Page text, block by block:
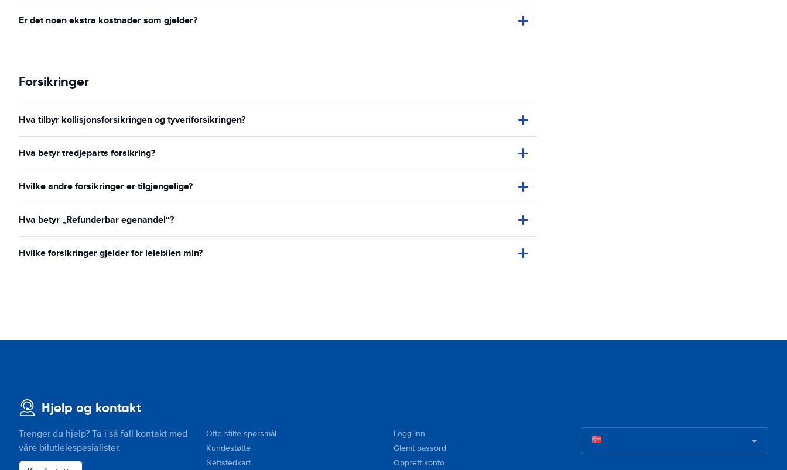
Er det noen ekstra kostnader som gjelder?
Forsikringer
Hva tilbyr kollisjonsforsikringen og tyveriforsikringen?
Hva betyr tredjeparts forsikring?
Hvilke andre forsikringer er tilgjengelige?
Hva betyr „Refunderbar egenandel“?
Hvilke forsikringer gjelder for leiebilen min?
Hjelp og kontakt
Trenger du hjelp? Ta i så fall kontakt med
våre bilutleiespesialister.
Ofte stilte spørsmål
Kundestøtte
Nettstedkart
Logg inn
Glemt passord
Opprett konto